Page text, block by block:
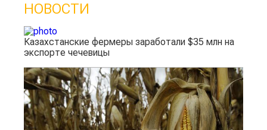
НОВОСТИ
Казахстанские фермеры заработали $35 млн на
экспорте чечевицы